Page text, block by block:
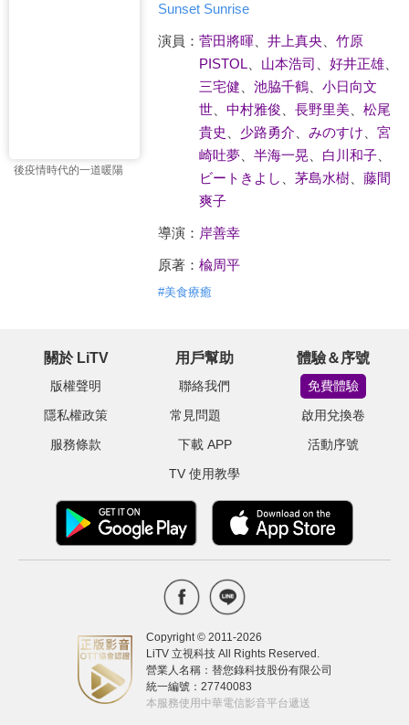
後疫情時代的一道暖陽
Sunset Sunrise
演員： 菅田將暉、 井上真央、 竹原
PISTOL、 山本浩司 好井正雄、
三宅健
池脇千鶴、 小日向文
世、 中村雅俊 長野里美、 松尾
貴史
少路勇介 みのすけ
宮
崎吐夢、 半海一晃 白川和子、
ビートきよし
茅島水樹、 藤間
爽子
導演： 岸善幸
原著： 楡周平
#美食療癒
關於 LiTV
版權聲明
隱私權政策
服務條款
用戶幫助
聯絡我們
常見問題
下載 APP
TV 使用教學
體驗＆序號
免費體驗
啟用兌換卷
活動序號
Copyright © 2011-2026
LiTV 立視科技 All Rights Reserved.
營業人名稱：替您錄科技股份有限公司
統一編號：27740083
本服務使用中華電信影音平台遞送